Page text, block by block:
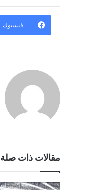
فيسبوك
مقالات ذات صلة